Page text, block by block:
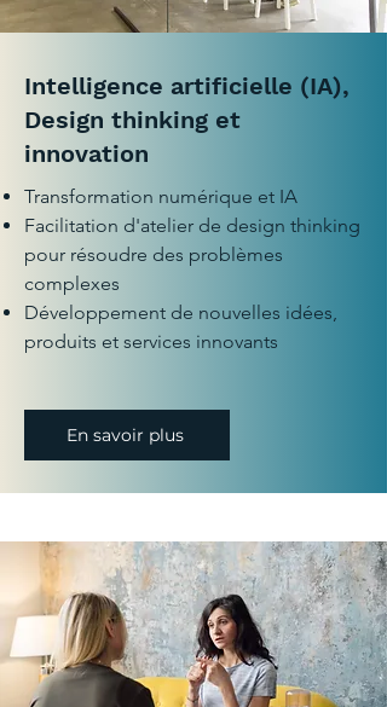
Intelligence artificielle (IA),
Design thinking et
innovation
Transformation numérique et IA
Facilitation d'atelier de design thinking
pour résoudre des problèmes
complexes
Développement de nouvelles idées,
produits et services innovants
En savoir plus